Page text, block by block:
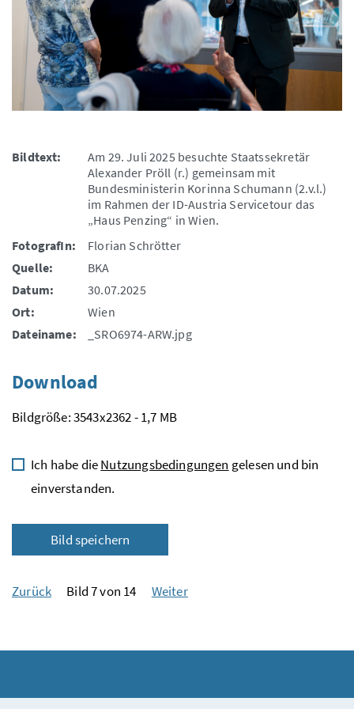
Bildtext:
Am 29. Juli 2025 besuchte Staatssekretär
Alexander Pröll (r.) gemeinsam mit
Bundesministerin Korinna Schumann (2.v.l.)
im Rahmen der ID-Austria Servicetour das
„Haus Penzing“ in Wien.
FotografIn:
Florian Schrötter
Quelle:
BKA
Datum:
30.07.2025
Ort:
Wien
Dateiname:
_SRO6974-ARW.jpg
Download
Bildgröße: 3543x2362 - 1,7 MB
Ich habe dieNutzungsbedingungen gelesen und bin
einverstanden.
Bild speichern
Zurück Bild 7 von 14 Weiter